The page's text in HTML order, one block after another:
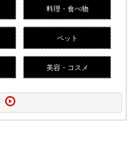
料理・食べ物
ペット
美容・コスメ